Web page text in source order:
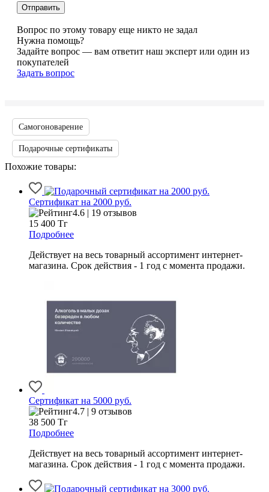
Вопрос по этому товару еще никто не задал
Нужна помощь?
Задайте вопрос — вам ответит наш эксперт или один из
покупателей
Задать вопрос
Самогоноварение
Подарочные сертификаты
Похожие товары:
Сертификат на 2000 руб.
4.6 | 19 отзывов
15 400 Тг
Подробнее
Действует на весь товарный ассортимент интернет-
магазина. Срок действия - 1 год с момента продажи.
Сертификат на 5000 руб.
4.7 | 9 отзывов
38 500 Тг
Подробнее
Действует на весь товарный ассортимент интернет-
магазина. Срок действия - 1 год с момента продажи.